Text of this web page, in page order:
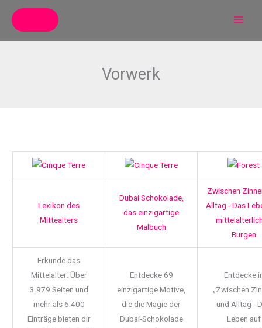
Inhalt
Vorwerk
Lexikon des
Mittealters
Dubai Schokolade,
das einzigartige
Malbuch
Zwischen
Alltag - Das
Burgen
Erkunde das
Mittelalter: Über
3.979 Seiten und
mehr als 6.400
Einträge bieten dir
Entdecke 69
einzigartige Motive,
die die Magie der
Dubai-Schokolade
Entdecke
„Zwischen
und Alltag -
Leben auf